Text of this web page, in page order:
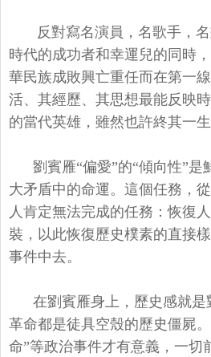
反對寫名演員，名歌手，
時代的成功者和幸運兒的同時
華民族成敗興亡重任而在第一
活、其經歷、其思想最能反映
的當代英雄，雖然也許終其一
劉賓雁“偏愛”的“傾向性”
大矛盾中的命運。這個任務，
人肯定無法完成的任務：恢復
裝，以此恢復歷史樸素的直接
事件中去。
在劉賓雁身上，歷史感就
革命都是徒具空殼的歷史僵屍
命”等政治事件才有意義，一